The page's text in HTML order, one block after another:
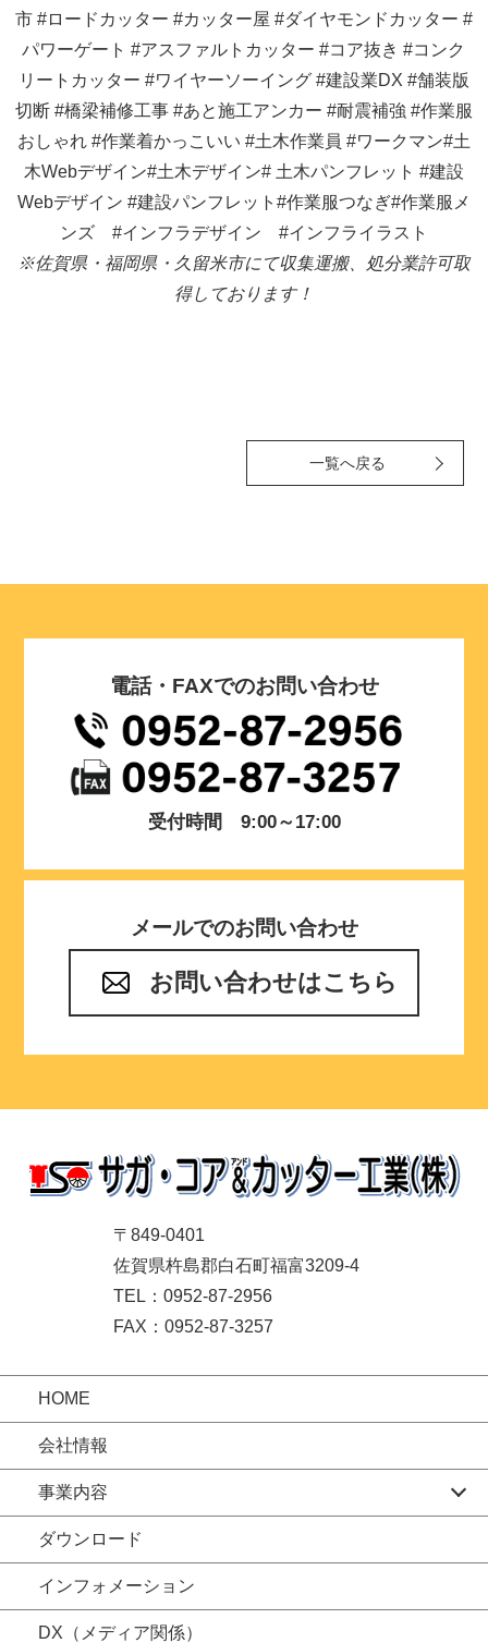
市 #ロードカッター #カッター屋 #ダイヤモンドカッター #
パワーゲート #アスファルトカッター #コア抜き #コンク
リートカッター #ワイヤーソーイング #建設業DX #舗装版
切断 #橋梁補修工事 #あと施工アンカー #耐震補強 #作業服
おしゃれ #作業着かっこいい #土木作業員 #ワークマン#土
木Webデザイン#土木デザイン#土木パンフレット #建設
Webデザイン #建設パンフレット#作業服つなぎ#作業服メ
ンズ#インフラデザイン #インフライラスト
※佐賀県・福岡県・久留米市にて収集運搬、処分業許可取
得しております！
一覧へ戻る
電話・FAXでのお問い合わせ
受付時間 9:00～17:00
メールでのお問い合わせ
お問い合わせはこちら
〒849-0401
佐賀県杵島郡白石町福富3209-4
TEL：0952-87-2956
FAX：0952-87-3257
HOME
会社情報
事業内容
ダウンロード
インフォメーション
DX（メディア関係）